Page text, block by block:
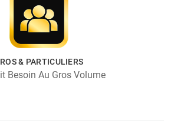
& PARTICULIERS
Besoin Au Gros Volume